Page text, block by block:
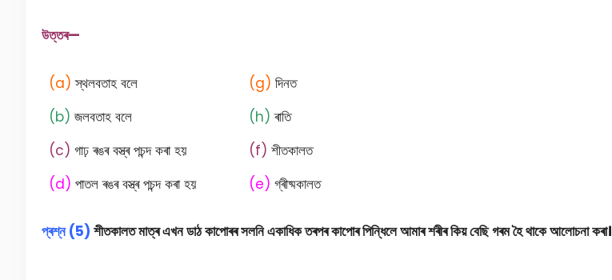
উত্তৰ—
(a) স্থলবতাহ বলে (g) দিনত
(b) জলবতাহ বলে (h) ৰাতি
(c) গাঢ় ৰঙৰ বস্ত্ৰ পচন্দ কৰা হয় (f) শীতকালত
(d) পাতল ৰঙৰ বস্ত্ৰ পচন্দ কৰা হয় (e) গ্ৰীষ্মকালত
প্ৰশ্ন (5) শীতকালত মাত্ৰ এখন ডাঠ কাপোৰৰ সলনি একাধিক তৰপৰ কাপোৰ পিন্ধিলে আমাৰ শৰীৰ কিয় বেছি গৰম হৈ থাকে আলোচনা কৰা।